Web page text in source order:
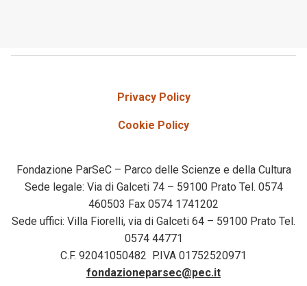
Privacy Policy
Cookie Policy
Fondazione ParSeC – Parco delle Scienze e della Cultura
Sede legale: Via di Galceti 74 – 59100 Prato Tel. 0574
460503 Fax 0574 1741202
Sede uffici: Villa Fiorelli, via di Galceti 64 – 59100 Prato Tel.
0574 44771
C.F. 92041050482 P.IVA 01752520971
fondazioneparsec@pec.it